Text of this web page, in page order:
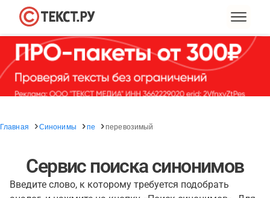
Главная Синонимы пе перевозимый
Сервис поиска синонимов
Введите слово, к которому требуется подобрать